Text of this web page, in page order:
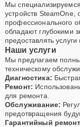
Мы
устройств SteamOne,
профессионального
обладают глубокими
предоставлять
Наши услуги
Мы предлагаем
техническому
Диагностика:
Ремонт:
для ремонта.
Обслуживание:
предотвращения
Гарантийный